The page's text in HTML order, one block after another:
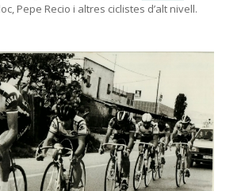
Pepe Recio i altres ciclistes d’alt nivell.